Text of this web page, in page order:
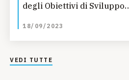
degli Obiettivi di Sviluppo
18/09/2023
VEDI TUTTE